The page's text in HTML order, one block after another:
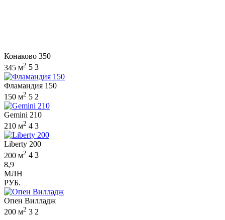
Конаково 350
345 м2 5 3
Фламандия 150
150 м2 5 2
Gemini 210
210 м2 4 3
Liberty 200
200 м2 4 3
8,9
МЛН
РУБ.
Опен Вилладж
200 м2 3 2